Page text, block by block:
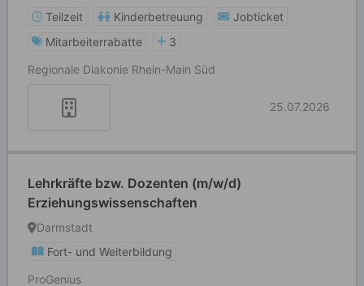
Teilzeit
Kinderbetreuung
Jobticket
Mitarbeiterrabatte
3
Regionale Diakonie Rhein-Main Süd
25.07.2026
Lehrkräfte bzw. Dozenten (m/w/d)
Erziehungswissenschaften
Darmstadt
Fort- und Weiterbildung
ProGenius